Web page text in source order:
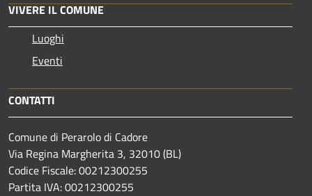
VIVERE IL COMUNE
Luoghi
Eventi
CONTATTI
Comune di Perarolo di Cadore
Via Regina Margherita 3, 32010 (BL)
Codice Fiscale: 00212300255
Partita IVA: 00212300255